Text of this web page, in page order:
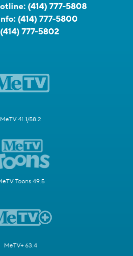
(414) 777-5808
(414) 777-5800
(414) 777-5802
MeTV 41.1/58.2
Toons 49.5
MeTV+ 63.4